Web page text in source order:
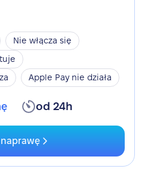
Nie włącza się
Apple Pay nie działa
od 24h